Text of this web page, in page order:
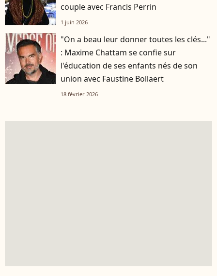
couple avec Francis Perrin
1 juin 2026
"On a beau leur donner toutes les clés..."
: Maxime Chattam se confie sur
l'éducation de ses enfants nés de son
union avec Faustine Bollaert
18 février 2026